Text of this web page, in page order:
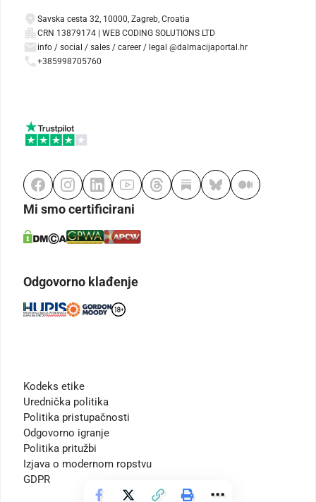
Savska cesta 32, 10000, Zagreb, Croatia
CRN 13879174 | WEB CODING SOLUTIONS LTD
info / social / sales / career / legal @dalmacijaportal.hr
+385998705760
Mi smo certificirani
Odgovorno klađenje
Kodeks etike
Urednička politika
Politika pristupačnosti
Odgovorno igranje
Politika pritužbi
Izjava o modernom ropstvu
GDPR